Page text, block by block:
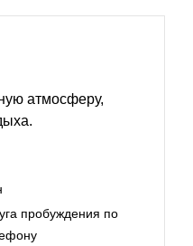
атмосферу,
пробуждения по